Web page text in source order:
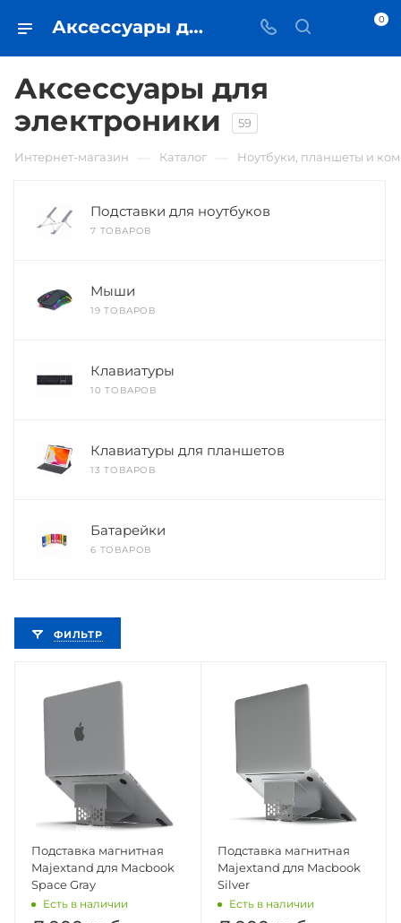
Аксессуары для электроники • купить в Самаре по низкой цене - iЧехол 0
Аксессуары для
электроники
59
Интернет-магазин Каталог Ноутбуки, планшеты и
Подставки для ноутбуков
7 ТОВАРОВ
Мыши
19 ТОВАРОВ
Клавиатуры
10 ТОВАРОВ
Клавиатуры для планшетов
13 ТОВАРОВ
Батарейки
6 ТОВАРОВ
ФИЛЬТР
Подставка магнитная
Majextand для Macbook
Space Gray
Есть в наличии
Подставка магнитная
Majextand для Macbook
Silver
Есть в наличии